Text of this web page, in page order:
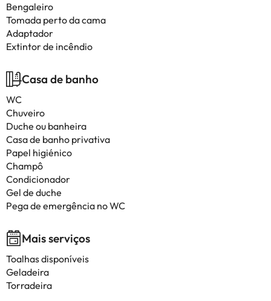
Bengaleiro
Tomada perto da cama
Adaptador
Extintor de incêndio
Casa de banho
WC
Chuveiro
Duche ou banheira
Casa de banho privativa
Papel higiénico
Champô
Condicionador
Gel de duche
Pega de emergência no WC
Mais serviços
Toalhas disponíveis
Geladeira
Torradeira